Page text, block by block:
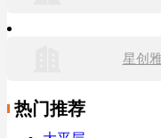
星创
热门推荐